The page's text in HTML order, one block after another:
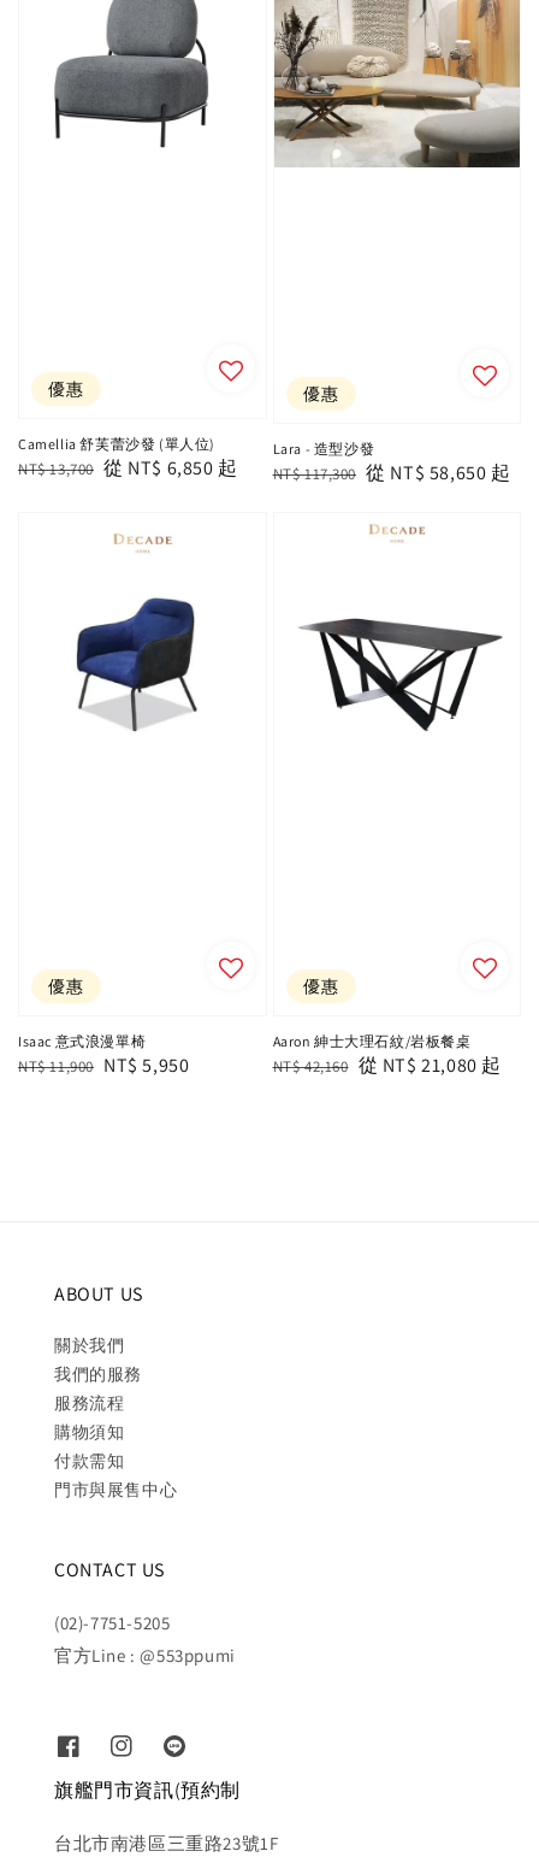
優惠
Camellia 舒芙蕾沙發 (單人位)
Regular
NT$ 13,700 Sale
從 NT$ 6,850 起
優惠
Lara - 造型沙發
Regular
NT$ 117,300 Sale
從 NT$ 58,650 起
優惠
Isaac 意式浪漫單椅
Regular
NT$ 11,900 Sale
NT$ 5,950
優惠
Aaron 紳士大理石紋/岩板餐桌
Regular
NT$ 42,160 Sale
從 NT$ 21,080 起
ABOUT US
關於我們
我們的服務
服務流程
購物須知
付款需知
門市與展售中心
CONTACT US
(02)-7751-5205
官方Line : @553ppumi
旗艦門市資訊(預約制
台北市南港區三重路23號1F